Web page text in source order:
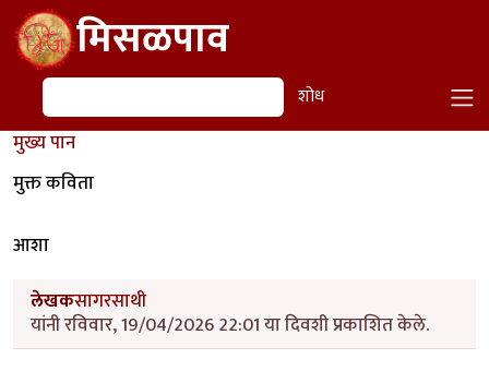
Skip to main contentमिसळपाव
शोध शोध
मुख्य पान
मुक्त कविता
आशा
लेखकसागरसाथी
यांनी रविवार, 19/04/2026 22:01 या दिवशी प्रकाशित केले.